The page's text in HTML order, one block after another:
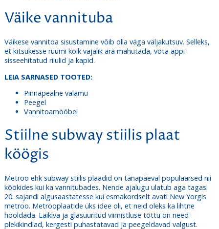
Väike vannituba
Väikese vannitoa sisustamine võib olla väga väljakutsuv. Selleks,
et kitsukesse ruumi kõik vajalik ära mahutada, võta appi
sisseehitatud riiulid ja kapid.
LEIA SARNASED TOOTED:
Pinnapealne valamu
Peegel
Vannitoamööbel
Stiilne subway stiilis plaat
köögis
Metroo ehk subway stiilis plaadid on tänapäeval populaarsed nii
köökides kui ka vannitubades. Nende ajalugu ulatub aga tagasi
20. sajandi algusaastatesse kui esmakordselt avati New Yorgis
metroo. Metrooplaatide üks idee oli, et neid oleks ka lihtne
hooldada. Läikiva ja glasuuritud viimistluse tõttu on need
plekikindlad, kergesti puhastatavad ja peegeldavad valgust.